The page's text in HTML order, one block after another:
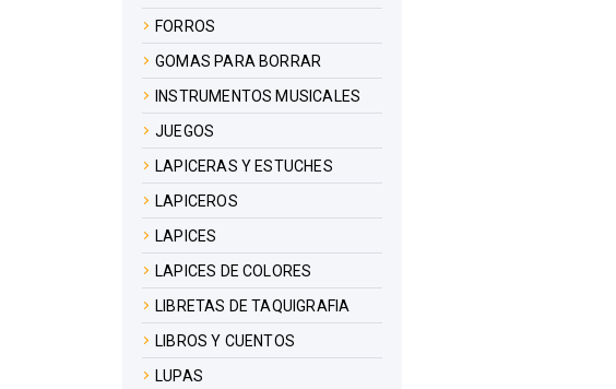
FORROS
GOMAS PARA BORRAR
INSTRUMENTOS MUSICALES
JUEGOS
LAPICERAS Y ESTUCHES
LAPICEROS
LAPICES
LAPICES DE COLORES
LIBRETAS DE TAQUIGRAFIA
LIBROS Y CUENTOS
LUPAS